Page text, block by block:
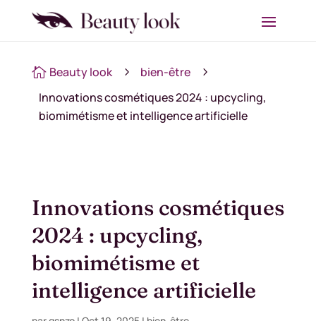
 Beauty look 5 bien-être 5
Innovations cosmétiques 2024 : upcycling,
biomimétisme et intelligence artificielle
Innovations cosmétiques
2024 : upcycling,
biomimétisme et
intelligence artificielle